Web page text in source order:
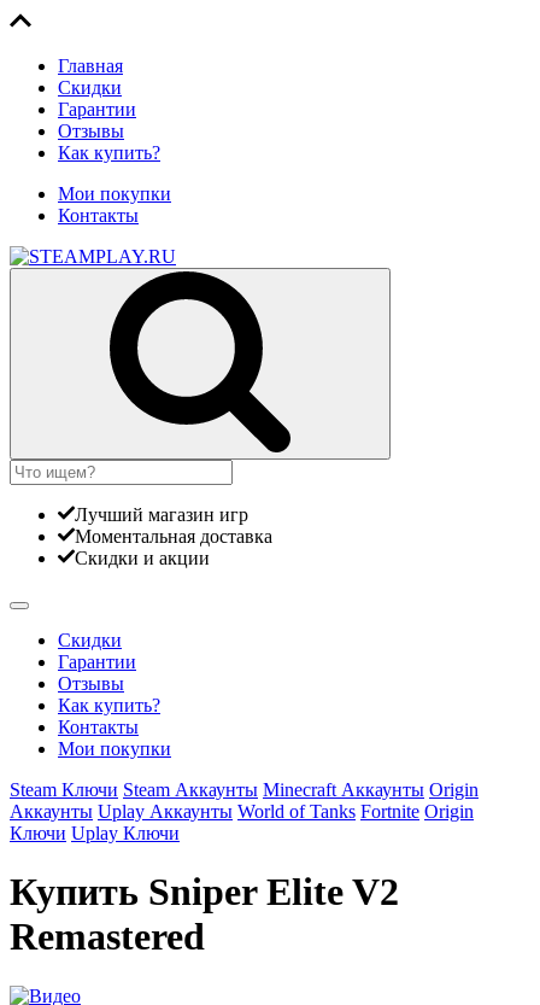
Главная
Скидки
Гарантии
Отзывы
Как купить?
Мои покупки
Контакты
Лучший магазин игр
Моментальная доставка
Скидки и акции
Скидки
Гарантии
Отзывы
Как купить?
Контакты
Мои покупки
Steam Ключи Steam Аккаунты Minecraft Аккаунты Origin
Аккаунты Uplay Аккаунты World of Tanks Fortnite Origin
Ключи Uplay Ключи
Купить Sniper Elite V2
Remastered